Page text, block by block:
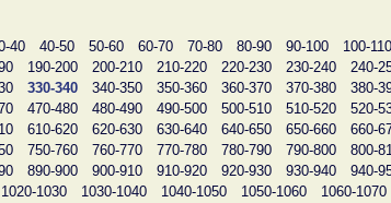
40 40-50 50-60 60-70 70-80 80-90 90-100 100-110
190-200 200-210 210-220 220-230 230-240 240-
330-340 340-350 350-360 360-370 370-380 380-
470-480 480-490 490-500 500-510 510-520 520-
610-620 620-630 630-640 640-650 650-660 660-
750-760 760-770 770-780 780-790 790-800 800-
890-900 900-910 910-920 920-930 930-940 940-
1020-1030 1030-1040 1040-1050 1050-1060 1060-1070